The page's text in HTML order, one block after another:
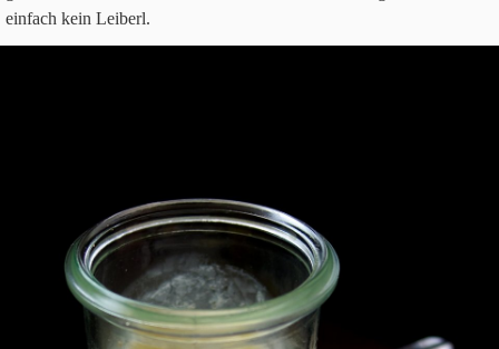
ein­fach kein Lei­berl.